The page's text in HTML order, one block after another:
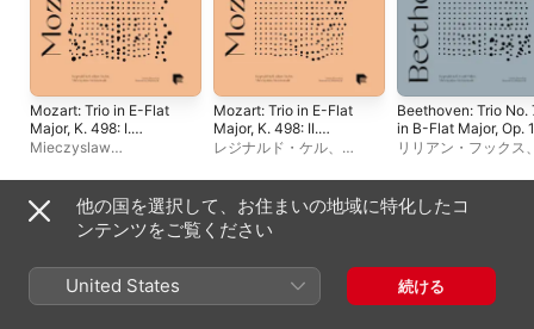
Mozart: Trio in E-Flat
Major, K. 498: I.
Andante - Single
Mieczyslaw
フックス、レジナルド・ケ
ル
Mozart: Trio in E-Flat
Major, K. 498: II.
Minuet - Single
レジナルド・ケル、
Horszowski、リリアン・
フックス
Beethoven: Trio No.
in B-Flat Major, Op.
I. Allegro con brio -
リリアン・フックス
Horszowski、レジ
ド・ケル
シングル＆EP
他の国を選択して、お住まいの地域に特化したコ
ンテンツをご覧ください
United States 続ける